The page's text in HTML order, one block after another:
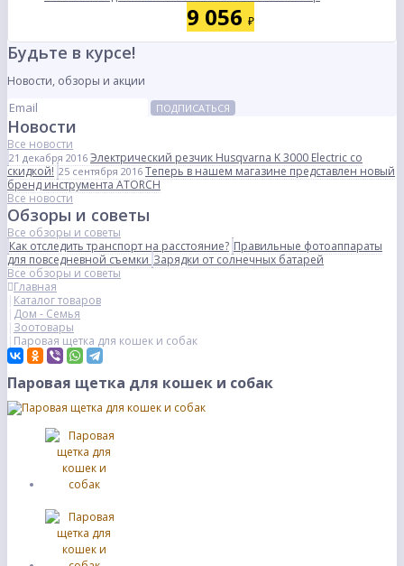
9 056 ₽
Будьте в курсе!
Новости, обзоры и акции
ПОДПИСАТЬСЯ
Новости
Все новости
21 декабря 2016 Электрический резчик Husqvarna K 3000 Electric со
скидкой! 25 сентября 2016 Теперь в нашем магазине представлен новый
бренд инструмента ATORCH
Все новости
Обзоры и советы
Все обзоры и советы
Как отследить транспорт на расстояние? Правильные фотоаппараты
для повседневной съемкиЗарядки от солнечных батарей
Все обзоры и советы
Главная
Каталог товаров
Дом - Семья
Зоотовары
Паровая щетка для кошек и собак
Паровая щетка для кошек и собак